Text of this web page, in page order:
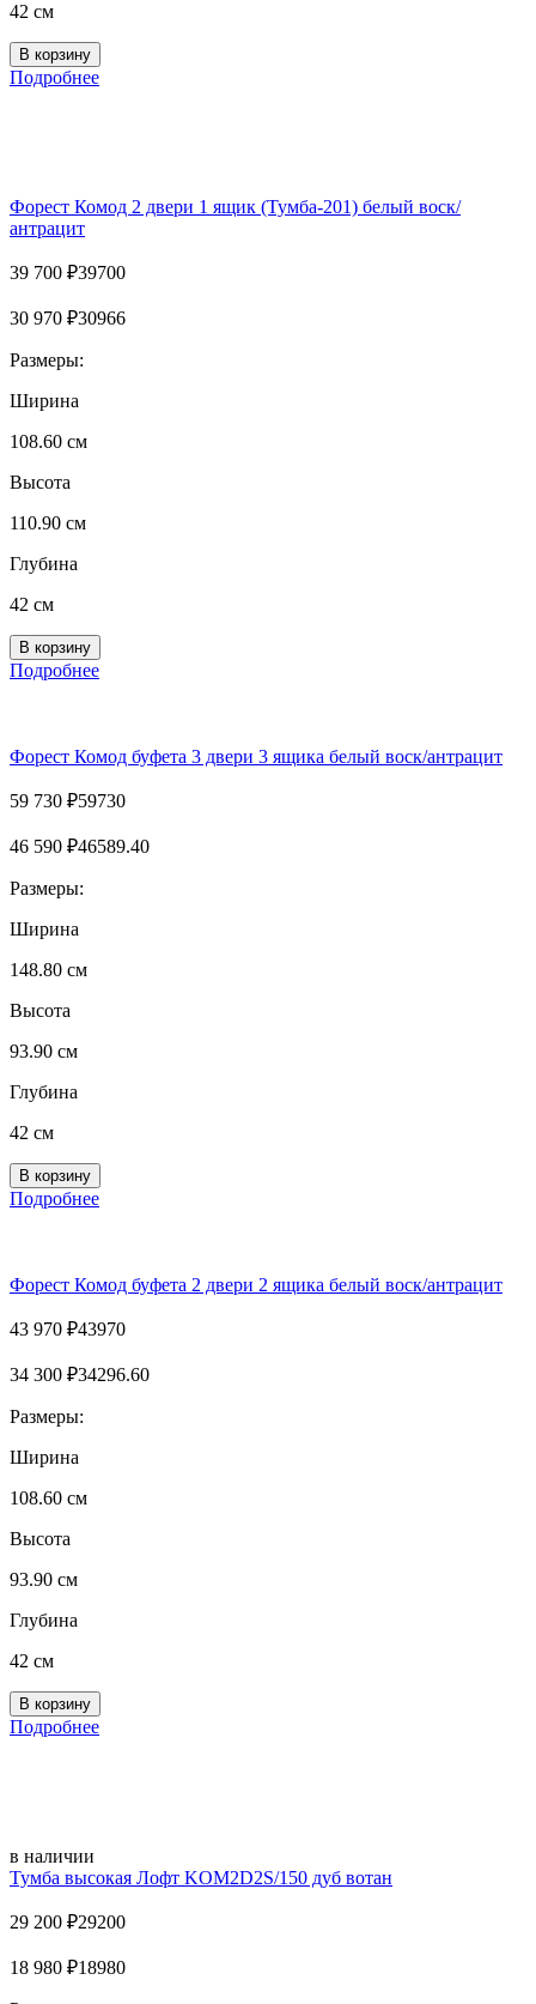
42 см
Подробнее
Форест Комод 2 двери 1 ящик (Тумба-201) белый воск/
антрацит
39 700 ₽39700
30 970 ₽30966
Размеры:
Ширина
108.60 см
Высота
110.90 см
Глубина
42 см
Подробнее
Форест Комод буфета 3 двери 3 ящика белый воск/антрацит
59 730 ₽59730
46 590 ₽46589.40
Размеры:
Ширина
148.80 см
Высота
93.90 см
Глубина
42 см
Подробнее
Форест Комод буфета 2 двери 2 ящика белый воск/антрацит
43 970 ₽43970
34 300 ₽34296.60
Размеры:
Ширина
108.60 см
Высота
93.90 см
Глубина
42 см
Подробнее
в наличии
Тумба высокая Лофт KOM2D2S/150 дуб вотан
29 200 ₽29200
18 980 ₽18980